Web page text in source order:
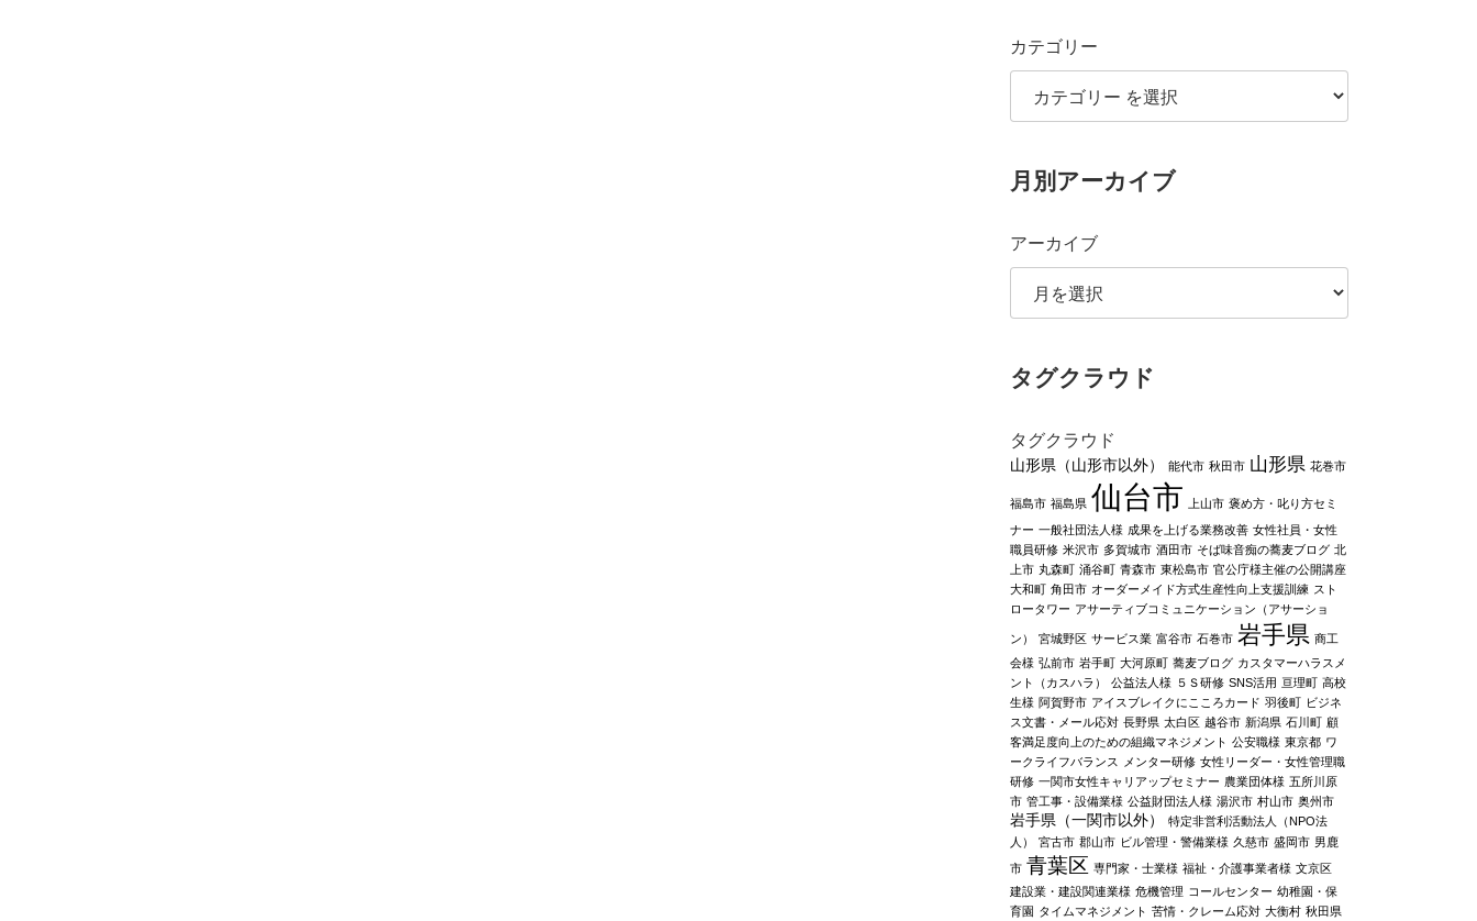
カテゴリー
月別アーカイブ
アーカイブ
タグクラウド
タグクラウド
山形県（山形市以外） 能代市 秋田市 山形県 花巻市
福島市 福島県 仙台市 上山市 褒め方・叱り方セミ
ナー 一般社団法人様 成果を上げる業務改善 女性社員・女性
職員研修 米沢市 多賀城市 酒田市 そば味音痴の蕎麦ブログ 北
上市 丸森町 涌谷町 青森市 東松島市 官公庁様主催の公開講座
大和町 角田市 オーダーメイド方式生産性向上支援訓練 スト
ロータワー アサーティブコミュニケーション（アサーショ
ン） 宮城野区 サービス業 富谷市 石巻市 岩手県 商工
会様 弘前市 岩手町 大河原町 蕎麦ブログ カスタマーハラスメ
ント（カスハラ）
公益法人様 ５Ｓ研修 SNS活用 亘理町 高校
生様 阿賀野市 アイスブレイクにこころカード 羽後町 ビジネ
ス文書・メール応対 長野県 太白区 越谷市 新潟県 石川町 顧
客満足度向上のための組織マネジメント 公安職様 東京都 ワ
ークライフバランス
メンター研修 女性リーダー・女性管理職
研修 一関市女性キャリアップセミナー 農業団体様 五所川原
市 管工事・設備業様 公益財団法人様 湯沢市 村山市 奥州市
岩手県（一関市以外）
特定非営利活動法人（NPO法
人）
宮古市 郡山市 ビル管理・警備業様 久慈市 盛岡市 男鹿
市 青葉区 専門家・士業様 福祉・介護事業者様 文京区
建設業・建設関連業様 危機管理 コールセンター 幼稚園・保
育園 タイムマネジメント 苦情・クレーム応対 大衡村 秋田県